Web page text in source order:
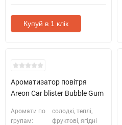
Купуй в 1 клік
Ароматизатор повітря
Areon Car blister Bubble Gum
Аромати по
групам:
солодкі, теплі,
фруктові, ягідні